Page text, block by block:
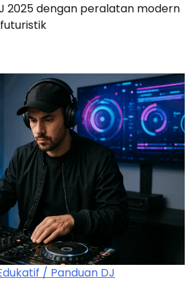
2025 dengan peralatan modern
/ Panduan DJ